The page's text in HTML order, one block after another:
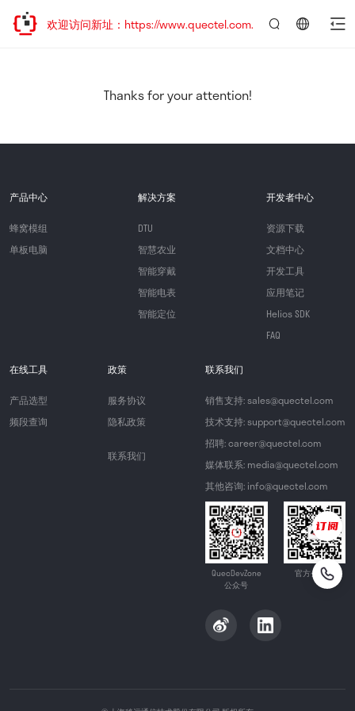
迁移，欢迎访问新址：https://www.quectel.com.cn
Thanks for your attention!
产品中心
蜂窝模组
单板电脑
解决方案
DTU
智慧农业
智能穿戴
智能电表
智能定位
开发者中心
资源下载
文档中心
开发工具
应用笔记
Helios SDK
FAQ
在线工具
产品选型
频段查询
政策
服务协议
隐私政策
联系我们
联系我们
销售支持: sales@quectel.com
技术支持: support@quectel.com
招聘: career@quectel.com
媒体联系: media@quectel.com
其他咨询: info@quectel.com
QuecDevZone
公众号
官方公众号